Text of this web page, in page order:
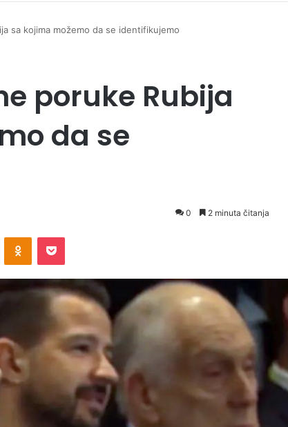
sa kojima možemo da se identifikujemo
poruke Rubija
da se
0 2 minuta čitanja